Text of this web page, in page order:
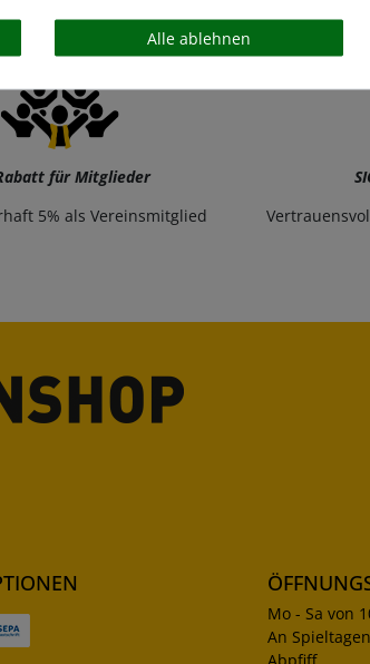
für Mitglieder
5% als Vereinsmitglied
Mo - Sa von
An
Alle ablehnen